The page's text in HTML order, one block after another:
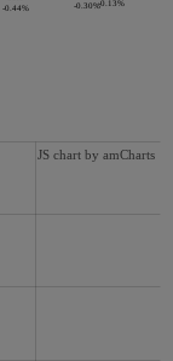
-0.44%
-0.30%-0.13%
JS chart by amCharts